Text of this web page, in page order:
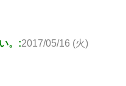
。:2017/05/16 (火)